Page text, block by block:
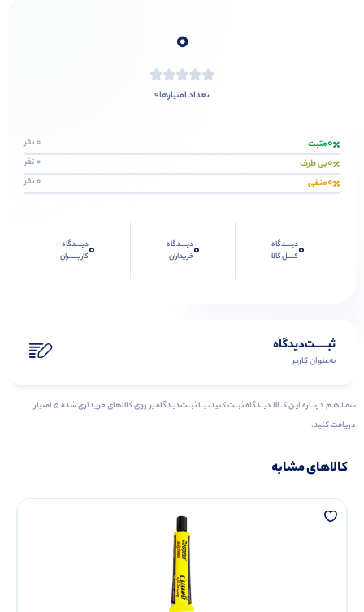
0
تعداد امتیازها0
0مثبت 0 نفر
0بی طرف 0 نفر
0منفی 0 نفر
0دیــــدگاه
کــــل کالا
0دیــــدگاه
خریداران
0دیــــدگاه
کاربـــــران
ثبـــــت‌دیدگاه
به‌عنوان کاربر
شمـا هـم دربـاره ایـن کــالا دیــدگاه ثبــت کنید، بــا ثبــت‌دیـدگاه بر روی کالاهای خریداری شده ۵ امتیاز
دریافت کنید.
کالاهای مشابه